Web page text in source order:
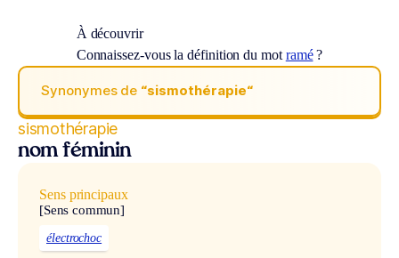
À découvrir
Connaissez-vous la définition du mot ramé?
Synonymes de “sismothérapie“
sismothérapie
nom féminin
Sens principaux
[Sens commun]
électrochoc